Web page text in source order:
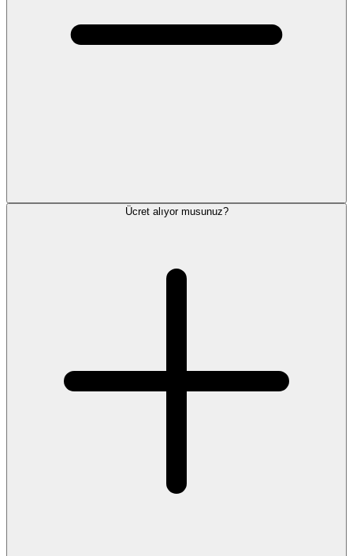
Ücret alıyor musunuz?